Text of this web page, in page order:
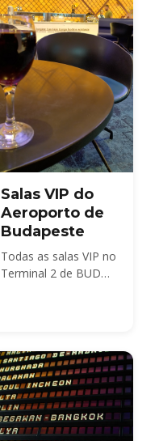
Salas VIP do
Aeroporto de
Budapeste
Todas as salas VIP no
Terminal 2 de BUD
salas Mastercard e
Tungsram e o serviço
bud:vip — com preços
de acesso walk-in em
2026, horários de